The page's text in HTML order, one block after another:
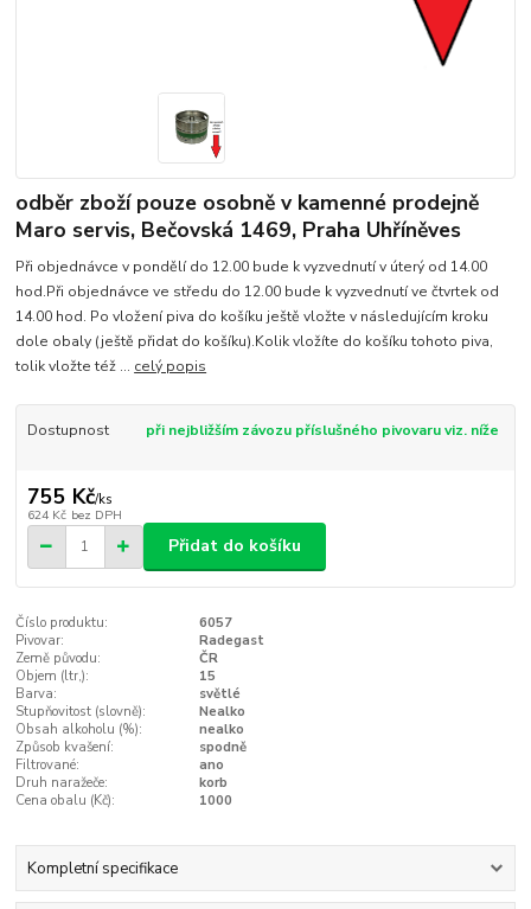
odběr zboží pouze osobně v kamenné prodejně
Maro servis, Bečovská 1469, Praha Uhříněves
Při objednávce v pondělí do 12.00 bude k vyzvednutí v úterý od 14.00
hod.Při objednávce ve středu do 12.00 bude k vyzvednutí ve čtvrtek od
14.00 hod. Po vložení piva do košíku ještě vložte v následujícím kroku
dole obaly (ještě přidat do košíku).Kolik vložíte do košíku tohoto piva,
tolik vložte též ... celý popis
Dostupnost při nejbližším závozu příslušného pivovaru viz. níže
755 Kč/ks
624 Kč bez DPH
Přidat do košíku
Číslo produktu:
6057
Pivovar:
Radegast
Země původu:
ČR
Objem (ltr,):
15
Barva:
světlé
Stupňovitost (slovně):
Nealko
Obsah alkoholu (%):
nealko
Způsob kvašení:
spodně
Filtrované:
ano
Druh naražeče:
korb
Cena obalu (Kč):
1000
Kompletní specifikace